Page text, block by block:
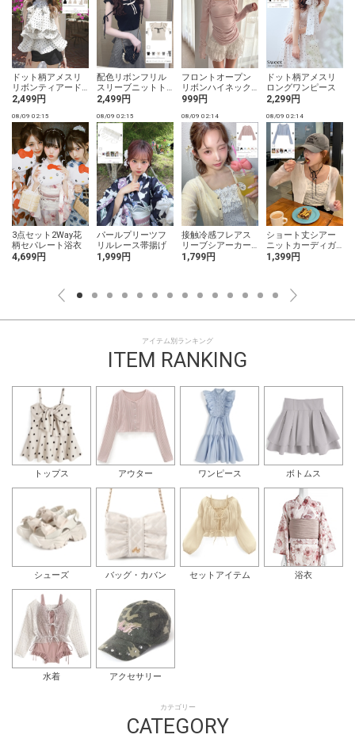
ドット柄アメスリ
リボンティアード
ウェーブフリルブ
2,499円
配色リボンフリル
スリーブニットト
ップス
2,499円
フロントオープン
リボンハイネック
トップス
999円
ドット柄アメスリ
ロングワンピース
2,299円
08/09 02:15
3点セット2Way花
柄セパレート浴衣
4,699円
08/09 02:15
パールプリーツフ
リルレース帯揚げ
1,999円
08/09 02:14
接触冷感フレアス
リーブシアーカー
ディガン
1,799円
08/09 02:14
ショート丈シアー
ニットカーディガ
ン1,399円
アイテム別ランキング
ITEM RANKING
トップス アウター ワンピース ボトムス
シューズ バッグ・カバン セットアイテム 浴衣
水着 アクセサリー
カテゴリー
CATEGORY